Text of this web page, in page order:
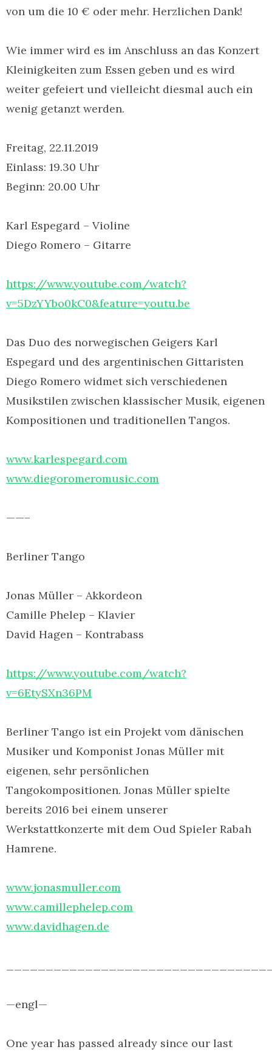
von um die 10 € oder mehr. Herzlichen Dank!
Wie immer wird es im Anschluss an das Konzert
Kleinigkeiten zum Essen geben und es wird
weiter gefeiert und vielleicht diesmal auch ein
wenig getanzt werden.
Freitag, 22.11.2019
Einlass: 19.30 Uhr
Beginn: 20.00 Uhr
Karl Espegard – Violine
Diego Romero – Gitarre
https://www.youtube.com/watch?
v=5DzYYbo0kC0&feature=youtu.be
Das Duo des norwegischen Geigers Karl
Espegard und des argentinischen Gittaristen
Diego Romero widmet sich verschiedenen
Musikstilen zwischen klassischer Musik, eigenen
Kompositionen und traditionellen Tangos.
www.karlespegard.com
www.diegoromeromusic.com
——–
Berliner Tango
Jonas Müller – Akkordeon
Camille Phelep – Klavier
David Hagen – Kontrabass
https://www.youtube.com/watch?
v=6EtySXn36PM
Berliner Tango ist ein Projekt vom dänischen
Musiker und Komponist Jonas Müller mit
eigenen, sehr persönlichen
Tangokompositionen. Jonas Müller spielte
bereits 2016 bei einem unserer
Werkstattkonzerte mit dem Oud Spieler Rabah
Hamrene.
www.jonasmuller.com
www.camillephelep.com
www.davidhagen.de
—engl—
One year has passed already since our last